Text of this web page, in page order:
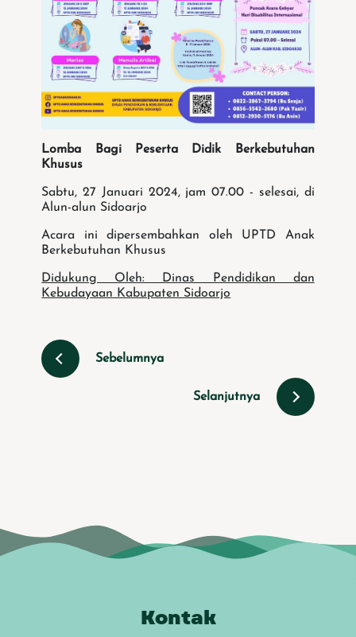
Lomba Bagi Peserta Didik Berkebutuhan
Khusus
Sabtu, 27 Januari 2024, jam 07.00 - selesai, di
Alun-alun Sidoarjo
Acara ini dipersembahkan oleh UPTD Anak
Berkebutuhan Khusus
Didukung Oleh: Dinas Pendidikan dan
Kebudayaan Kabupaten Sidoarjo
Sebelumnya
Selanjutnya
Kontak